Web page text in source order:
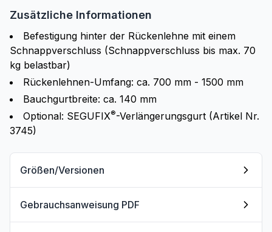
Zusätzliche Informationen
Befestigung hinter der Rückenlehne mit einem
Schnappverschluss (Schnappverschluss bis max. 70
kg belastbar)
Rückenlehnen-Umfang: ca. 700 mm - 1500 mm
Bauchgurtbreite: ca. 140 mm
Optional: SEGUFIX®-Verlängerungsgurt (Artikel Nr.
3745)
Größen/Versionen
Gebrauchsanweisung PDF